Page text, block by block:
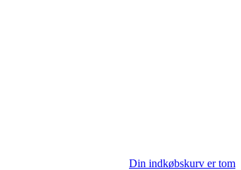
Din indkøbskurv er tom